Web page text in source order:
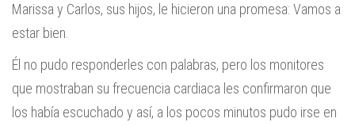
Marissa y Carlos, sus hijos, le hicieron una promesa: Vamos a
estar bien.
Él no pudo responderles con palabras, pero los monitores
que mostraban su frecuencia cardiaca les confirmaron que
los había escuchado y así, a los pocos minutos pudo irse en